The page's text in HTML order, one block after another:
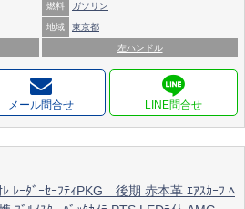
燃料 ガソリン
地域 東京都
左ハンドル
メール問合せ
ﾚｰﾀﾞｰｾｰﾌﾃｨPKG 後期 赤本革 ｴｱｽｶｰﾌ ﾍ